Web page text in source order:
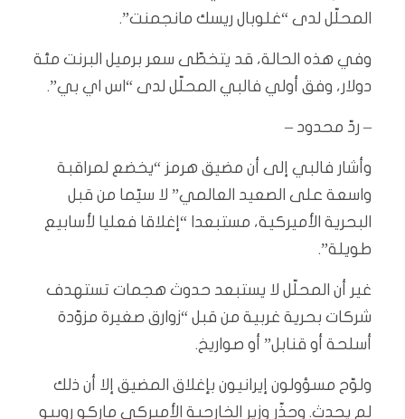
المحلّل لدى “غلوبال ريسك مانجمنت”.
وفي هذه الحالة، قد يتخطّى سعر برميل البرنت مئة
دولار، وفق أولي فالبي المحلّل لدى “اس اي بي”.
– ردّ محدود –
وأشار فالبي إلى أن مضيق هرمز “يخضع لمراقبة
واسعة على الصعيد العالمي” لا سيّما من قبل
البحرية الأميركية، مستبعدا “إغلاقا فعليا لأسابيع
طويلة”.
غير أن المحلّل لا يستبعد حدوث هجمات تستهدف
شركات بحرية غربية من قبل “زوارق صغيرة مزوّدة
أسلحة أو قنابل” أو صواريخ.
ولوّح مسؤولون إيرانيون بإغلاق المضيق إلا أن ذلك
لم يحدث. وحذّر وزير الخارجية الأميركي ماركو روبيو